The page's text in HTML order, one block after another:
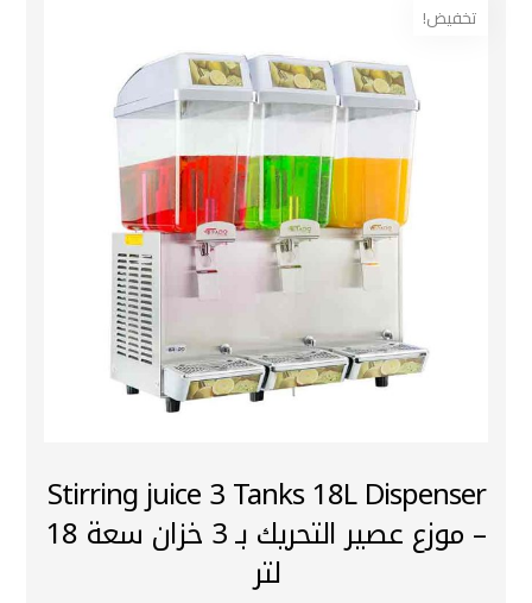
Stirring juice 3 Tanks 18L Dispenser
– موزع عصير التحريك بـ 3 خزان سعة 18
لتر
تخفيض!